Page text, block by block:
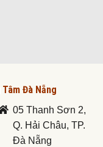
Đà Nẵng
05 Thanh Sơn 2,
Q. Hải Châu, TP.
Đà Nẵng